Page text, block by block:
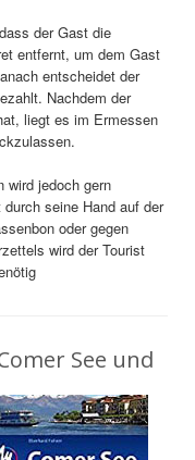
der Gast die
entfernt, um dem Gast
entscheidet der
Nachdem der
liegt es im Ermessen
wird jedoch gern
seine Hand auf der
oder gegen
wird der Tourist
See und